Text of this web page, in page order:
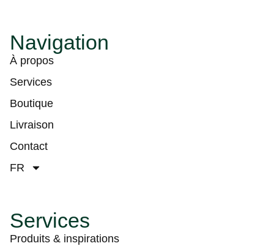
Navigation
À propos
Services
Boutique
Livraison
Contact
FR
Services
Produits & inspirations